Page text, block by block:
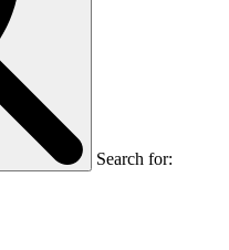
Search for: